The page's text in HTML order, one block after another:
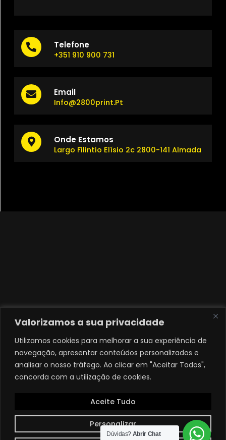
Valorizamos a sua privacidade
Utilizamos cookies para melhorar a sua experiência de
navegação, apresentar conteúdos personalizados e
analisar o nosso tráfego. Ao clicar em "Aceitar Todos",
concorda com a utilização de cookies.
Personalizar
Aceite Tudo
Telefone
+351 910 900 731
Email
Info@2800print.pt
Onde Estamos
Largo Filintio Elísio 2c 2800-141 Almada
Dúvidas? Abrir Chat